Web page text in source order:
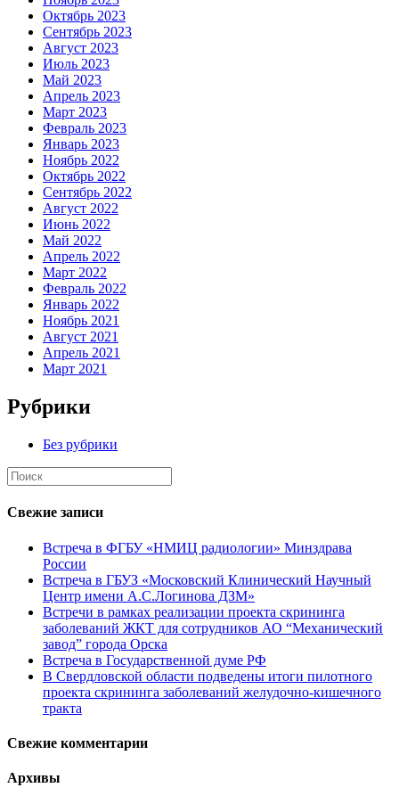
Октябрь 2023
Сентябрь 2023
Август 2023
Июль 2023
Май 2023
Апрель 2023
Март 2023
Февраль 2023
Январь 2023
Ноябрь 2022
Октябрь 2022
Сентябрь 2022
Август 2022
Июнь 2022
Май 2022
Апрель 2022
Март 2022
Февраль 2022
Январь 2022
Ноябрь 2021
Август 2021
Апрель 2021
Март 2021
Рубрики
Без рубрики
Свежие записи
Встреча в ФГБУ «НМИЦ радиологии» Минздрава
России
Встреча в ГБУЗ «Московский Клинический Научный
Центр имени А.С.Логинова ДЗМ»
Встречи в рамках реализации проекта скрининга
заболеваний ЖКТ для сотрудников АО “Механический
завод” города Орска
Встреча в Государственной думе РФ
В Свердловской области подведены итоги пилотного
проекта скрининга заболеваний желудочно-кишечного
тракта
Свежие комментарии
Архивы